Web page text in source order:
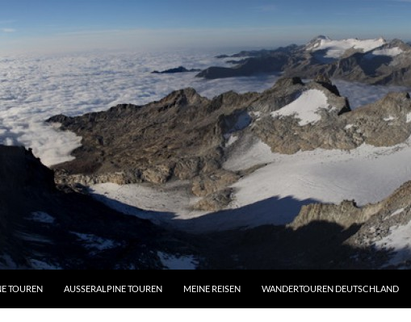
TOUREN AUSSERALPINE TOUREN MEINE REISEN WANDERTOUREN DEUTSCHLAND